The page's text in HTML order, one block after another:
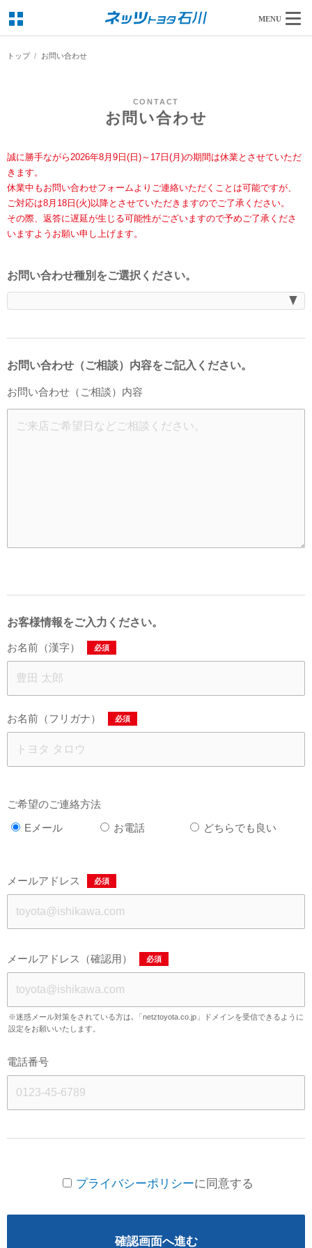
MENU
トップ お問い合わせ
CONTACT
お問い合わせ
誠に勝手ながら2026年8月9日(日)～17日(月)の期間は休業とさせていただ
きます。
休業中もお問い合わせフォームよりご連絡いただくことは可能ですが、
ご対応は8月18日(火)以降とさせていただきますのでご了承ください。
その際、返答に遅延が生じる可能性がございますので予めご了承くださ
いますようお願い申し上げます。
お問い合わせ種別をご選択ください。
お問い合わせ（ご相談）内容をご記入ください。
お問い合わせ（ご相談）内容
お客様情報をご入力ください。
お名前（漢字） 必須
お名前（フリガナ） 必須
ご希望のご連絡方法
Eメール
お電話 どちらでも良い
メールアドレス 必須
メールアドレス（確認用） 必須
※迷惑メール対策をされている方は､「netztoyota.co.jp」ドメインを受信できるように
設定をお願いいたします。
電話番号
プライバシーポリシーに同意する
確認画面へ進む